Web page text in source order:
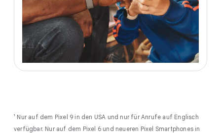
¹ Nur auf dem Pixel 9 in den USA und nur für Anrufe auf Englisch
verfügbar. Nur auf dem Pixel 6 und neueren Pixel Smartphones in